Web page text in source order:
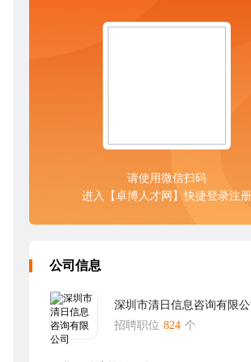
请使用微信扫码
进入【卓博人才网】快捷登录注册
公司信息
深圳市清日信息咨询有限公
招聘职位 824 个